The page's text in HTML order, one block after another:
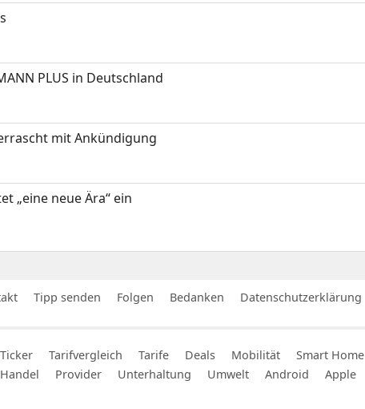
PLUS in Deutschland
mit Ankündigung
„eine neue Ära“ ein
Tipp senden Folgen Bedanken Datenschutzerklärung
Ticker Tarifvergleich Tarife Deals Mobilität Smart Home
Handel Provider Unterhaltung Umwelt Android Apple